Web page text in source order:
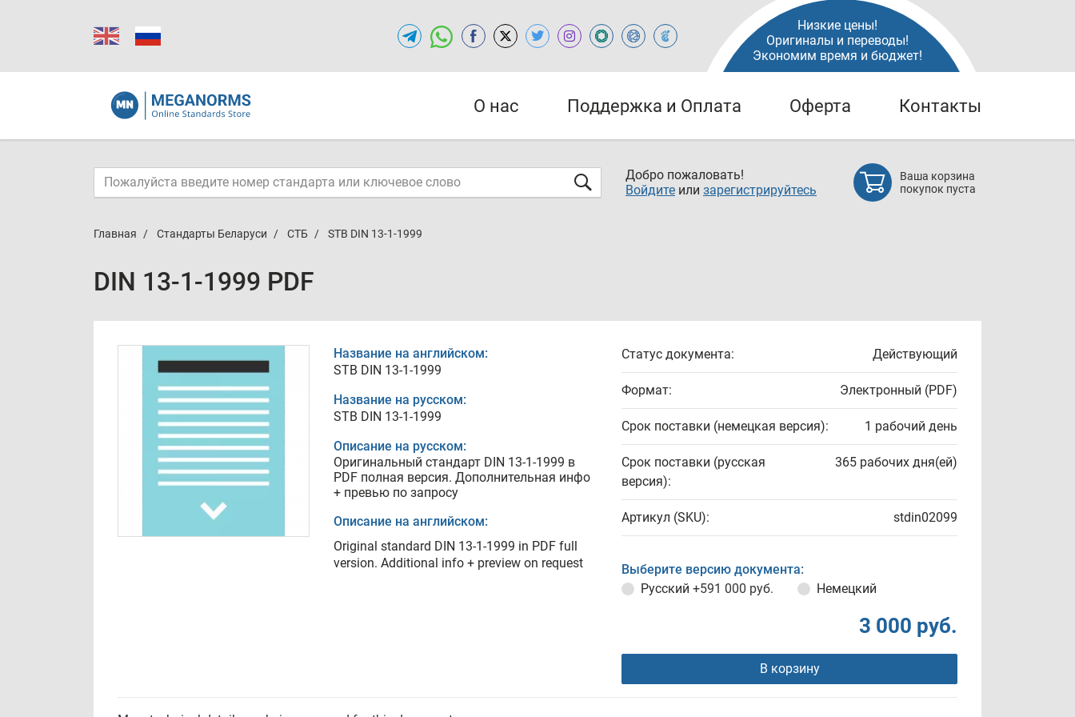
Низкие цены!
Оригиналы и переводы!
Экономим время и бюджет!
О нас Поддержка и Оплата Оферта Контакты
Добро пожаловать!
Войдите или зарегистрируйтесь
Ваша корзина
покупок пуста
Главная Стандарты Беларуси СТБ STB DIN 13-1-1999
DIN 13-1-1999 PDF
Название на английском:
STB DIN 13-1-1999
Название на русском:
STB DIN 13-1-1999
Описание на русском:
Оригинальный стандарт DIN 13-1-1999 в
PDF полная версия. Дополнительная инфо
+ превью по запросу
Описание на английском:
Original standard DIN 13-1-1999 in PDF full
version. Additional info + preview on request
Статус документа: Действующий
Формат: Электронный (PDF)
Срок поставки (немецкая версия): 1 рабочий день
Срок поставки (русская
версия):
365 рабочих дня(ей)
Артикул (SKU): stdin02099
Выберите версию документа:
Русский +591 000 руб. Немецкий
3 000 руб.
В корзину